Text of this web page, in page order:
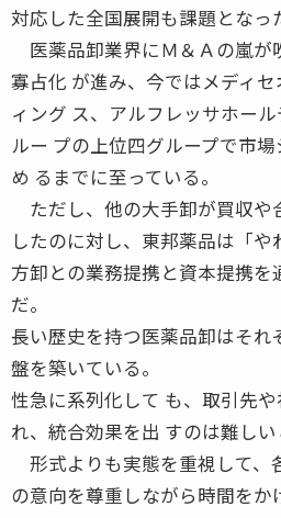
対応した全国展開も課題となっ
医薬品卸業界にＭ＆Ａの嵐が
寡占化 が進み、今ではメディ
ィング ス、アルフレッサホー
ルー プの上位四グループで市
め るまでに至っている。
ただし、他の大手卸が買収や
したのに対し、東邦薬品は「
方卸との業務提携と資本提携を
だ。
長い歴史を持つ医薬品卸はそれ
盤を築いている。
性急に系列化して も、取引先
れ、統合効果を出 すのは難しい
形式よりも実態を重視して、
の意向を尊重しながら時間をか